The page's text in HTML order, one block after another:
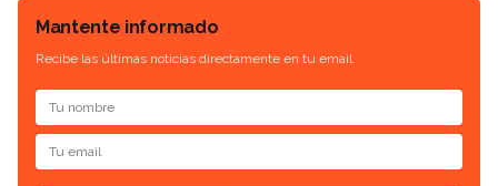
Mantente informado
Recibe las últimas noticias directamente en tu email.